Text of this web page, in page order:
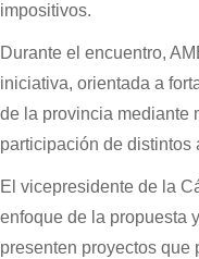
impositivos.
Durante el encuentro,
iniciativa, orientada a
de la provincia mediante
participación de distintos
El vicepresidente de la
enfoque de la propuesta
presenten proyectos que